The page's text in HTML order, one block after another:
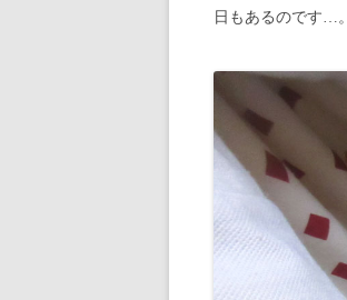
日もあるのです…。